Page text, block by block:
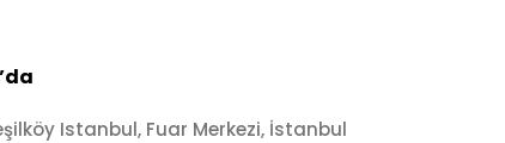
Istanbul, Fuar Merkezi, İstanbul